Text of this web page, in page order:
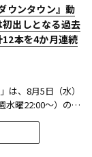
ウンタウン』動
出しとなる過去
本を4か月連続
は、8月5日（水）
水曜22:00～）の過
配信する。本エ
初めてとなる。
となっている。 『水曜日のダウンタウン...